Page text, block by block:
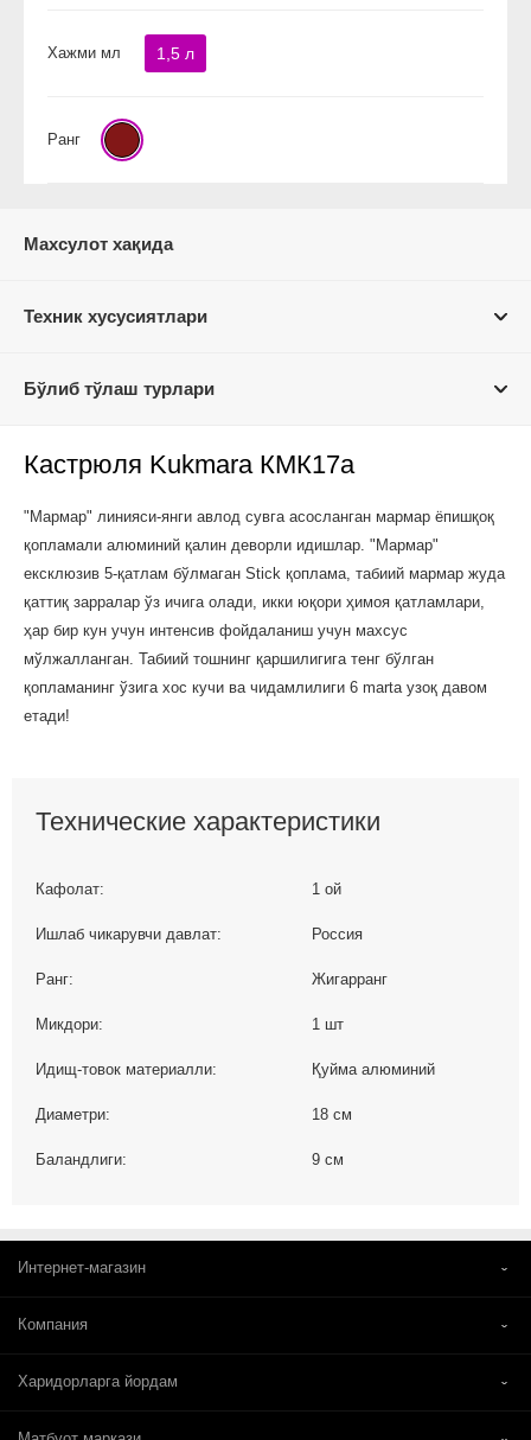
Хажми мл 1,5 л
Ранг
Махсулот хақида
Техник хусусиятлари
Бўлиб тўлаш турлари
Кастрюля Kukmara КМК17а
"Мармар" линияси-янги авлод сувга асосланган мармар ёпишқоқ
қопламали алюминий қалин деворли идишлар. "Мармар"
ексклюзив 5-қатлам бўлмаган Stick қоплама, табиий мармар жуда
қаттиқ зарралар ўз ичига олади, икки юқори ҳимоя қатламлари,
ҳар бир кун учун интенсив фойдаланиш учун махсус
мўлжалланган. Табиий тошнинг қаршилигига тенг бўлган
қопламанинг ўзига хос кучи ва чидамлилиги 6 marta узоқ давом
етади!
Технические характеристики
Кафолат: 1 ой
Ишлаб чикарувчи давлат: Россия
Ранг: Жигарранг
Микдори: 1 шт
Идищ-товок материалли: Қуйма алюминий
Диаметри: 18 см
Баландлиги: 9 см
Интернет-магазин
Компания
Харидорларга йордам